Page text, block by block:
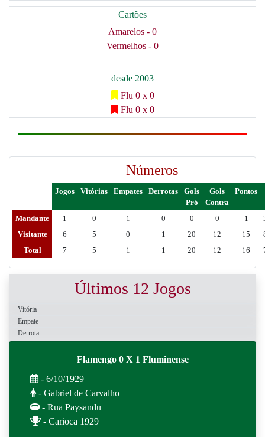
Cartões
Amarelos - 0
Vermelhos - 0
desde 2003
Flu 0 x 0
Flu 0 x 0
Números
Jogos Vitórias Empates Derrotas
Gols
Pró
Gols
Contra
Pontos
Mandante 1 0 1 0 0 0 1
Visitante
6 5 0 1 20 12 15
Total
7 5 1 1 20 12 16
Últimos 12 Jogos
Vitória
Empate
Derrota
Flamengo 0 X 1 Fluminense
- 6/10/1929
- Gabriel de Carvalho
- Rua Paysandu
- Carioca 1929